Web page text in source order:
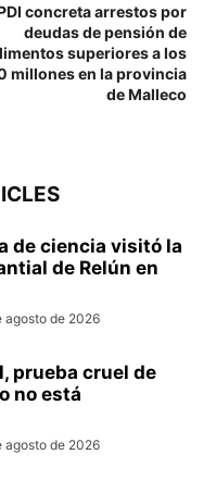
concreta arrestos por
deudas de pensión de
superiores a los
millones en la provincia
de Malleco
de ciencia visitó la
de Relún en
agosto de 2026
prueba cruel de
no está
agosto de 2026